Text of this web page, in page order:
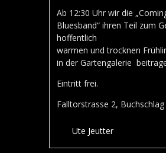
Ab 12:30 Uhr wir die
Bluesband“ ihren Teil zum
hoffentlich
warmen und trocknen
in der Gartengalerie
Eintritt frei.
Falltorstrasse 2, Buchschlag
Ute Jeutter